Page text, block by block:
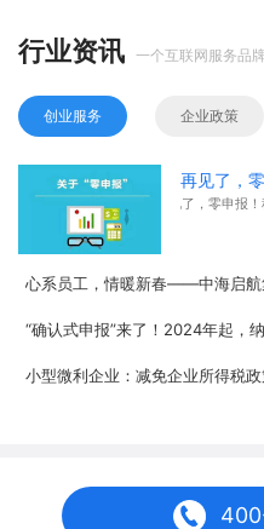
行业资讯 一个互联网服务品
创业服务 企业政策
再见了，零申报
“确认式申报”来了！2024年起，
小型微利企业：减免企业所得税